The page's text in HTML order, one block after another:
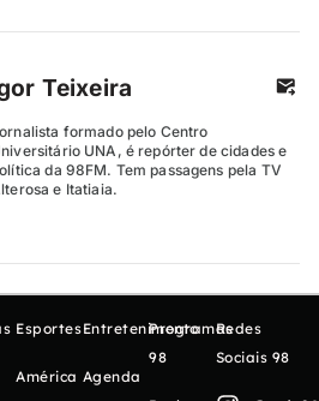
Teixeira
formado pelo Centro
UNA, é repórter de cidades e
da 98FM. Tem passagens pela TV
e Itatiaia.
Esportes
América
Entretenimento
Agenda
Programas
98
Redes
Sociais 98